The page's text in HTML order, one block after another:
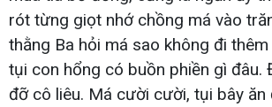
rót từng giọt nhớ chồng má vào
thằng Ba hỏi má sao không đi
tụi con hổng có buồn phiền gì đâu.
đỡ cô liêu. Má cười cười, tụi bây ăn